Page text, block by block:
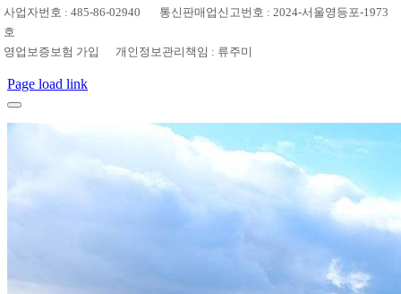
사업자번호 : 485-86-02940 통신판매업신고번호 : 2024-서울영등포-1973
호
영업보증보험 가입 개인정보관리책임 : 류주미
Page load link